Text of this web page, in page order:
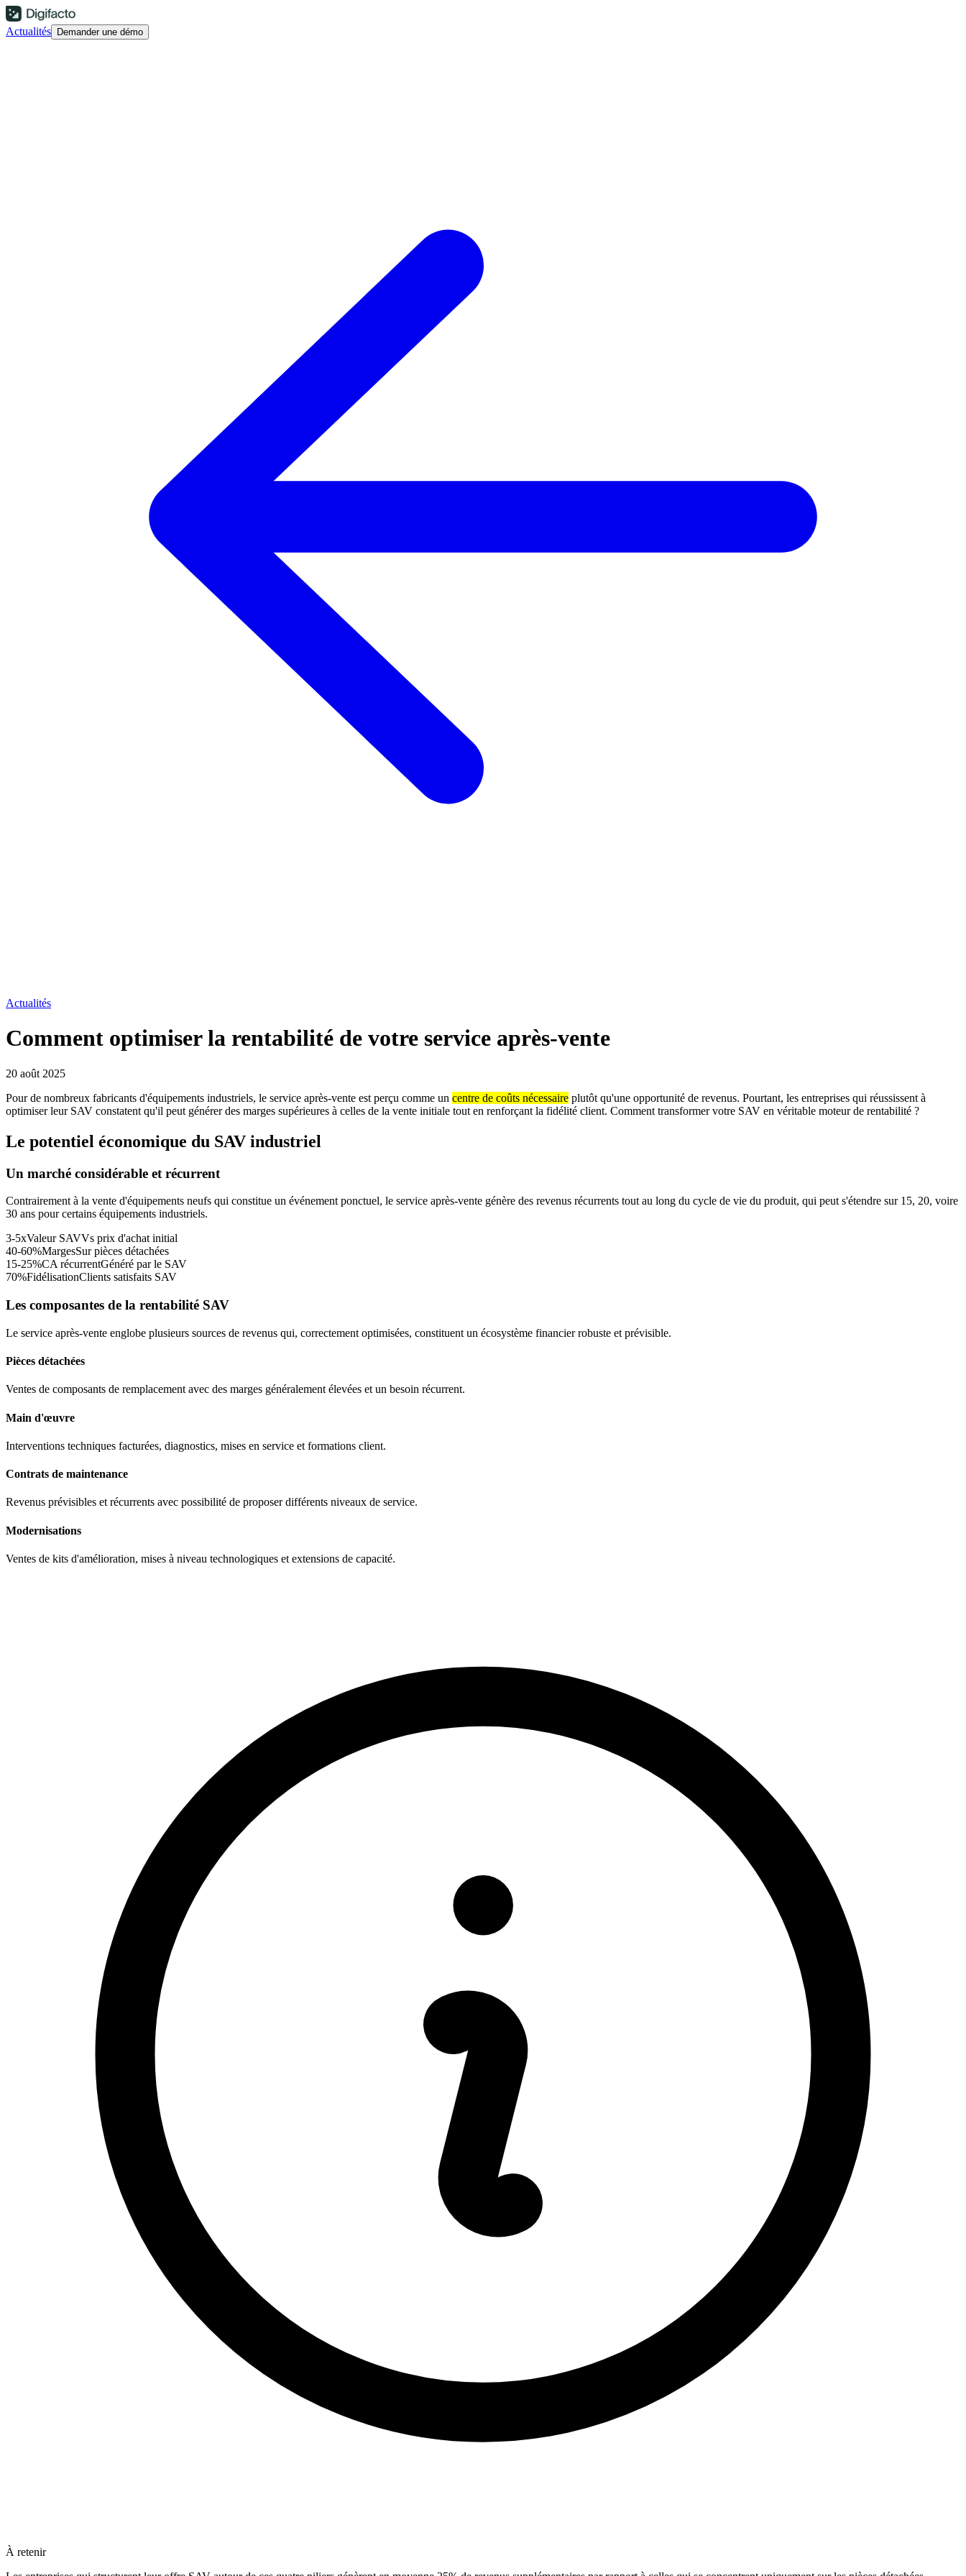
Actualités Demander une démo
Actualités
Comment optimiser la rentabilité de votre service après-vente
20 août 2025
Pour de nombreux fabricants d'équipements industriels, le service après-vente est perçu comme un centre de coûts nécessaire plutôt qu'une opportunité de revenus. Pourtant, les entreprises qui réussissent à
optimiser leur SAV constatent qu'il peut générer des marges supérieures à celles de la vente initiale tout en renforçant la fidélité client. Comment transformer votre SAV en véritable moteur de rentabilité ?
Le potentiel économique du SAV industriel
Un marché considérable et récurrent
Contrairement à la vente d'équipements neufs qui constitue un événement ponctuel, le service après-vente génère des revenus récurrents tout au long du cycle de vie du produit, qui peut s'étendre sur 15, 20, voire
30 ans pour certains équipements industriels.
3-5xValeur SAVVs prix d'achat initial
40-60%MargesSur pièces détachées
15-25%CA récurrentGénéré par le SAV
70%FidélisationClients satisfaits SAV
Les composantes de la rentabilité SAV
Le service après-vente englobe plusieurs sources de revenus qui, correctement optimisées, constituent un écosystème financier robuste et prévisible.
Pièces détachées
Ventes de composants de remplacement avec des marges généralement élevées et un besoin récurrent.
Main d'œuvre
Interventions techniques facturées, diagnostics, mises en service et formations client.
Contrats de maintenance
Revenus prévisibles et récurrents avec possibilité de proposer différents niveaux de service.
Modernisations
Ventes de kits d'amélioration, mises à niveau technologiques et extensions de capacité.
À retenir